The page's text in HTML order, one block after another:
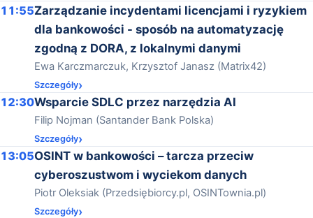
11:55Zarządzanie incydentami licencjami i ryzykiem
dla bankowości - sposób na automatyzację
zgodną z DORA, z lokalnymi danymi
Ewa Karczmarczuk, Krzysztof Janasz (Matrix42)
Szczegóły
12:30Wsparcie SDLC przez narzędzia AI
Filip Nojman (Santander Bank Polska)
Szczegóły
13:05OSINT w bankowości – tarcza przeciw
cyberoszustwom i wyciekom danych
Piotr Oleksiak (Przedsiębiorcy.pl, OSINTownia.pl)
Szczegóły